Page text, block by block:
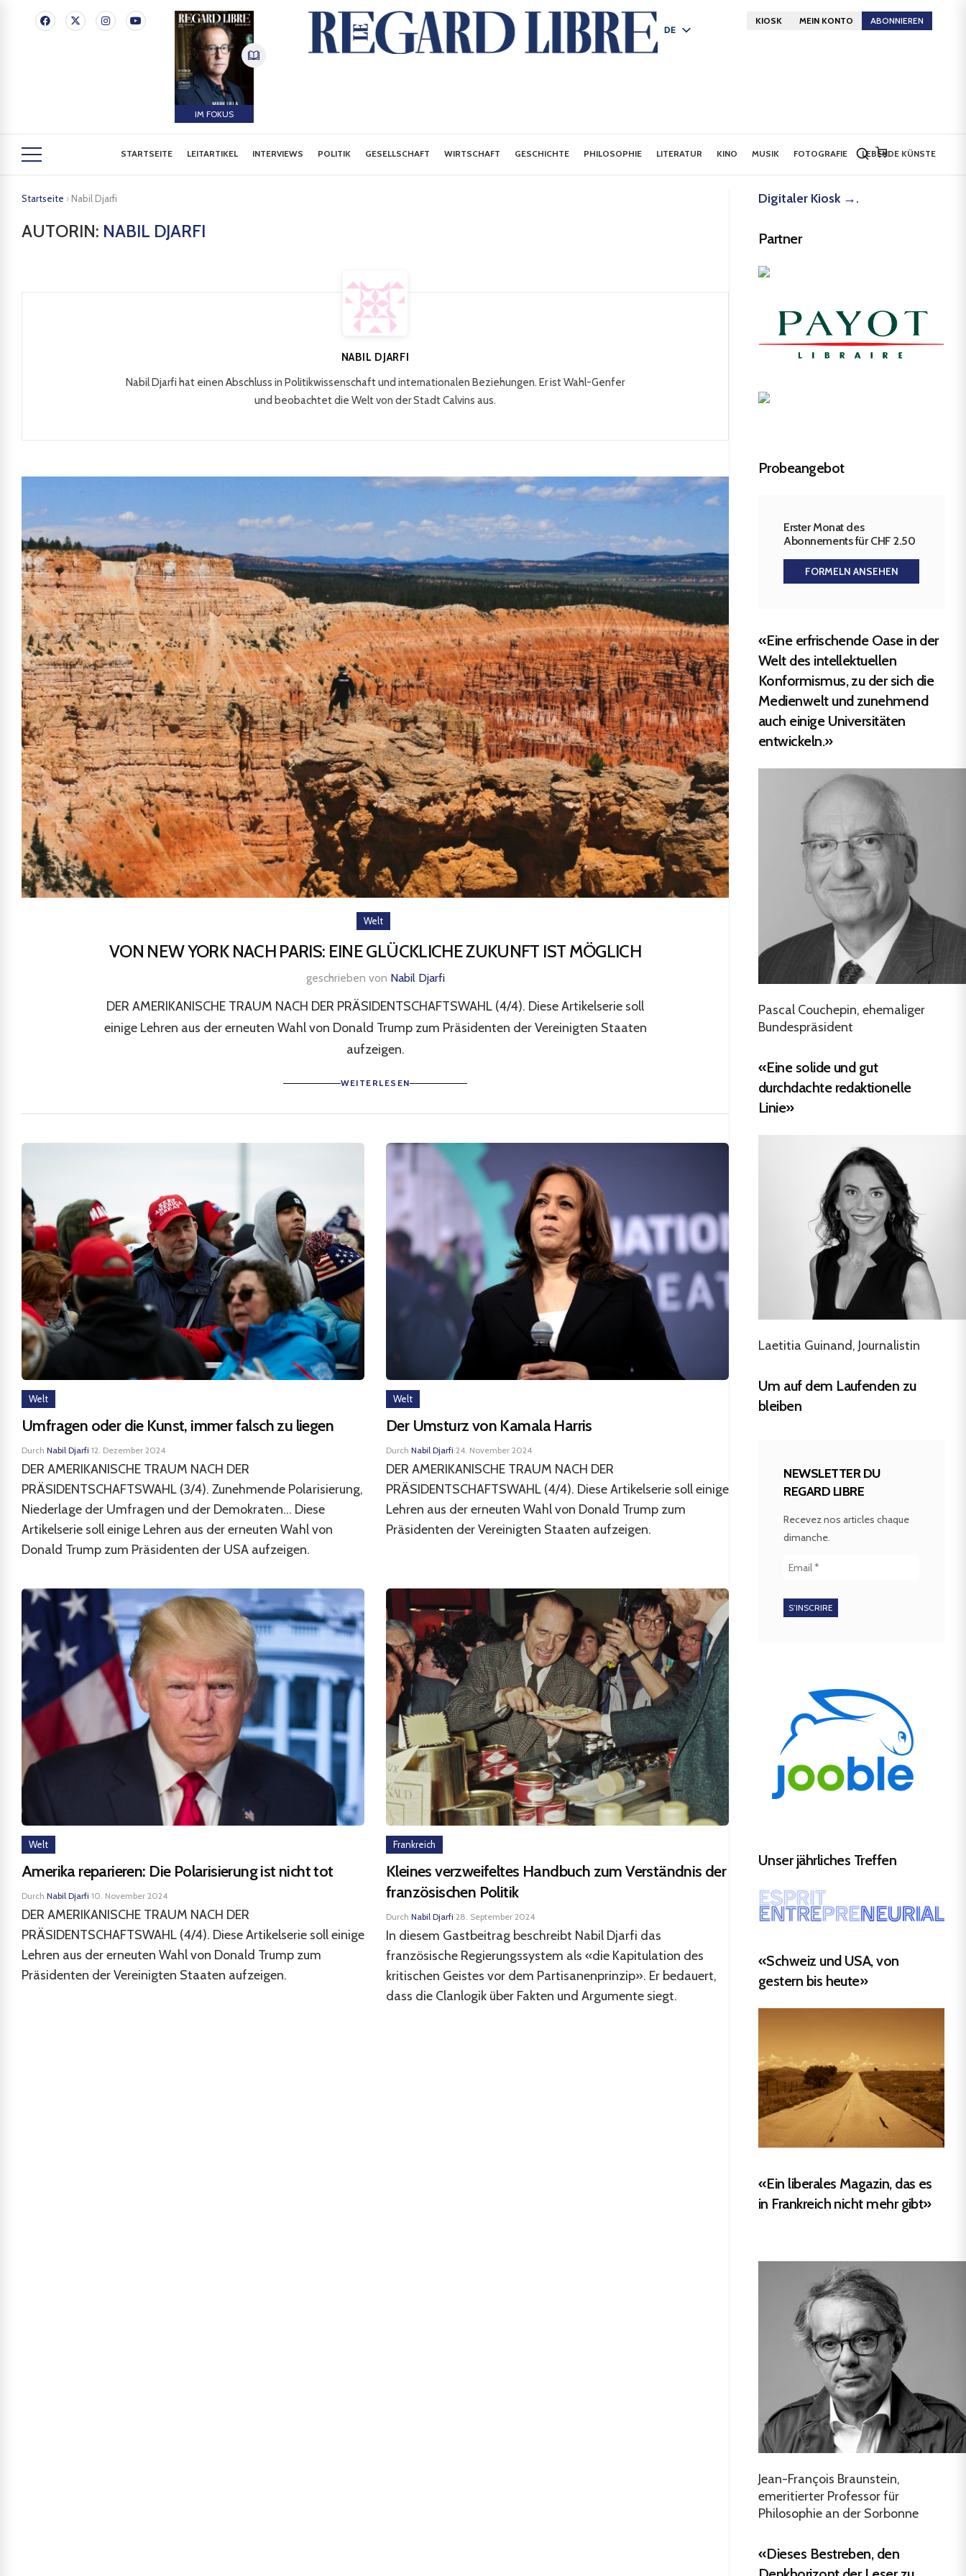
IM FOKUS
DE
KIOSK MEIN KONTO ABONNIEREN
STARTSEITE LEITARTIKEL INTERVIEWS POLITIK GESELLSCHAFT WIRTSCHAFT GESCHICHTE PHILOSOPHIE LITERATUR KINO MUSIK FOTOGRAFIE LEBENDE KÜNSTE
Startseite › Nabil Djarfi
AUTORIN: NABIL DJARFI
NABIL DJARFI
Nabil Djarfi hat einen Abschluss in Politikwissenschaft und internationalen Beziehungen. Er ist Wahl-Genfer
und beobachtet die Welt von der Stadt Calvins aus.
Welt
VON NEW YORK NACH PARIS: EINE GLÜCKLICHE ZUKUNFT IST MÖGLICH
geschrieben von Nabil Djarfi
DER AMERIKANISCHE TRAUM NACH DER PRÄSIDENTSCHAFTSWAHL (4/4). Diese Artikelserie soll
einige Lehren aus der erneuten Wahl von Donald Trump zum Präsidenten der Vereinigten Staaten
aufzeigen.
WEITERLESEN
Welt
Umfragen oder die Kunst, immer falsch zu liegen
Durch Nabil Djarfi·12. Dezember 2024
DER AMERIKANISCHE TRAUM NACH DER
PRÄSIDENTSCHAFTSWAHL (3/4). Zunehmende Polarisierung,
Niederlage der Umfragen und der Demokraten... Diese
Artikelserie soll einige Lehren aus der erneuten Wahl von
Donald Trump zum Präsidenten der USA aufzeigen.
Welt
Der Umsturz von Kamala Harris
Durch Nabil Djarfi·24. November 2024
DER AMERIKANISCHE TRAUM NACH DER
PRÄSIDENTSCHAFTSWAHL (4/4). Diese Artikelserie soll einige
Lehren aus der erneuten Wahl von Donald Trump zum
Präsidenten der Vereinigten Staaten aufzeigen.
Welt
Amerika reparieren: Die Polarisierung ist nicht tot
Durch Nabil Djarfi·10. November 2024
DER AMERIKANISCHE TRAUM NACH DER
PRÄSIDENTSCHAFTSWAHL (4/4). Diese Artikelserie soll einige
Lehren aus der erneuten Wahl von Donald Trump zum
Präsidenten der Vereinigten Staaten aufzeigen.
Frankreich
Kleines verzweifeltes Handbuch zum Verständnis der
französischen Politik
Durch Nabil Djarfi·28. September 2024
In diesem Gastbeitrag beschreibt Nabil Djarfi das
französische Regierungssystem als «die Kapitulation des
kritischen Geistes vor dem Partisanenprinzip». Er bedauert,
dass die Clanlogik über Fakten und Argumente siegt.
Digitaler Kiosk →.
Partner
Probeangebot
Erster Monat des
Abonnements für CHF 2.50
FORMELN ANSEHEN
«Eine erfrischende Oase in der
Welt des intellektuellen
Konformismus, zu der sich die
Medienwelt und zunehmend
auch einige Universitäten
entwickeln.»
Pascal Couchepin, ehemaliger
Bundespräsident
«Eine solide und gut
durchdachte redaktionelle
Linie»
Laetitia Guinand, Journalistin
Um auf dem Laufenden zu
bleiben
NEWSLETTER DU
REGARD LIBRE
Recevez nos articles chaque
dimanche.
Unser jährliches Treffen
«Schweiz und USA, von
gestern bis heute»
«Ein liberales Magazin, das es
in Frankreich nicht mehr gibt»
Jean-François Braunstein,
emeritierter Professor für
Philosophie an der Sorbonne
«Dieses Bestreben, den